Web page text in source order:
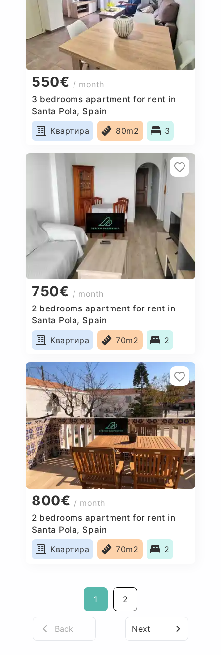
550€ / month
3 bedrooms apartment for rent in
Santa Pola, Spain
Квартира
80m2 3
750€ / month
2 bedrooms apartment for rent in
Santa Pola, Spain
Квартира
70m2 2
800€ / month
2 bedrooms apartment for rent in
Santa Pola, Spain
Квартира
70m2 2
1 2
Back Next